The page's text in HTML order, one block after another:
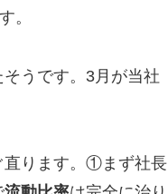
。
うです。3月が当社
直ります。①まず社長